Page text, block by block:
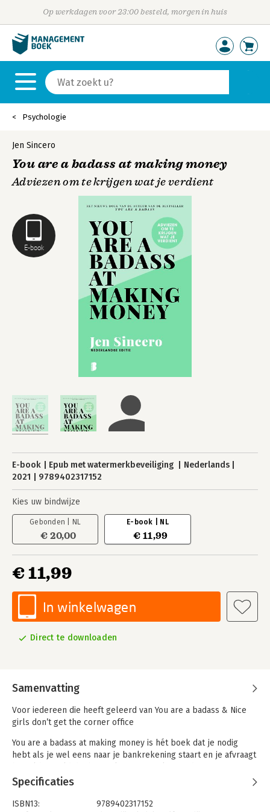
Op werkdagen voor 23:00 besteld, morgen in huis
Psychologie
E-book
Jen Sincero
You are a badass at making money
Adviezen om te krijgen wat je verdient
E-book Epub met watermerkbeveiliging
Nederlands
2021
9789402317152
Kies uw bindwijze
Gebonden | NL
€ 20,00
E-book | NL
€ 11,99
€ 11,99
In winkelwagen
Direct te downloaden
Samenvatting
Voor iedereen die heeft geleerd van You are a badass & Nice
girls don’t get the corner office
You are a badass at making money is hét boek dat je nodig
hebt als je wel eens naar je bankrekening staart en je afvraagt
glipt. Jen Sincero zegt dat haar money mindset het
allergrootste verschil heeft gemaakt: ze dacht altijd dat ze niet
met geld om kon gaan, maar dat veranderde allemaal toen ze
Specificaties
ISBN13:
9789402317152